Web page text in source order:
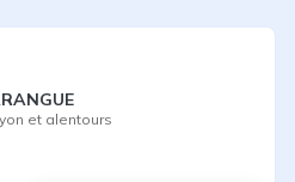
et alentours